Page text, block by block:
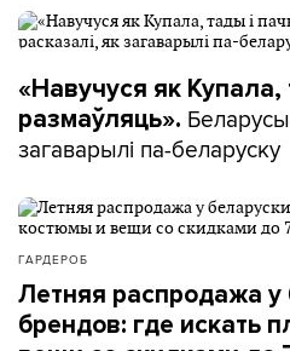
«Навучуся як Купала,
размаўляць».
загаварылі па-беларуску
ГАРДЕРОБ
Летняя распродажа у
брендов: где искать